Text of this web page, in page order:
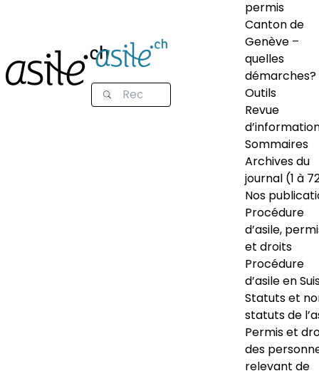
permis
Canton de
Genève –
quelles
démarches?
Outils
Revue
Sommaires
Archives du
journal (1 à
Nos
Procédure
d’asile,
et droits
Procédure
d’asile en
Statuts et
statuts de
Permis et
des
relevant de